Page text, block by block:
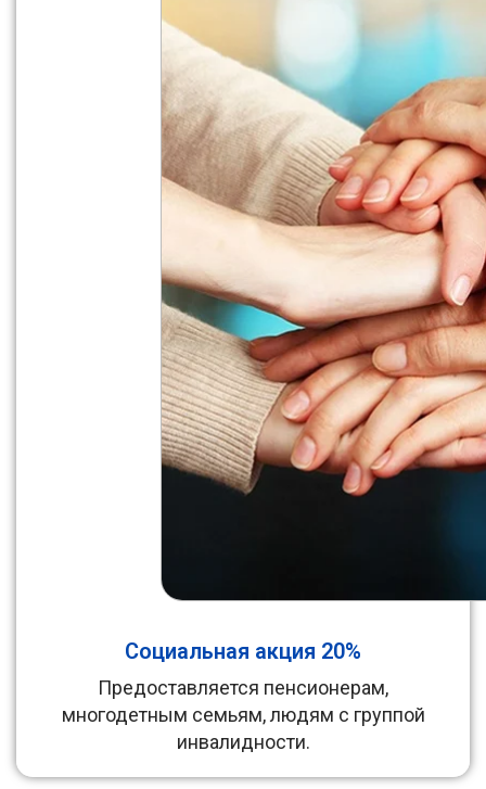
Социальная акция 20%
Предоставляется пенсионерам,
многодетным семьям, людям с группой
инвалидности.